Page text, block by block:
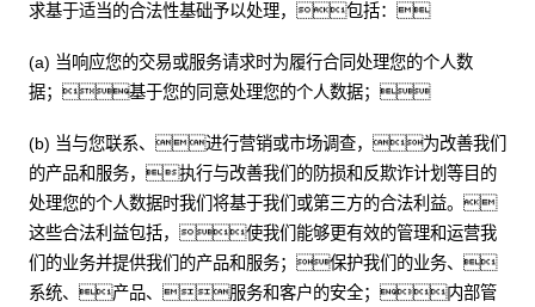
求基于适当的合法性基础予以处理，包括：
(a) 当响应您的交易或服务请求时为履行合同处理您的个人数
据；基于您的同意处理您的个人数据；
(b) 当与您联系、进行营销或市场调查，为改善我们
的产品和服务，执行与改善我们的防损和反欺诈计划等目的
处理您的个人数据时我们将基于我们或第三方的合法利益。
这些合法利益包括，使我们能够更有效的管理和运营我
们的业务并提供我们的产品和服务；保护我们的业务、
系统、产品、服务和客户的安全；内部管